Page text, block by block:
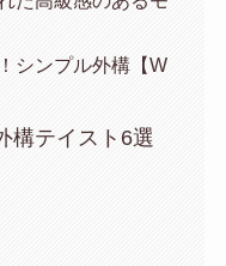
シンプル外構【W
構テイスト6選